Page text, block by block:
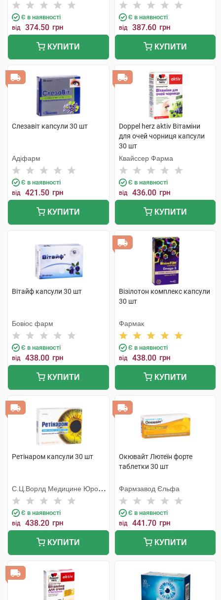
Є в наявності
від 374.50 грн
КУПИТИ
Є в наявності
від 387.60 грн
КУПИТИ
Слезавіт капсули 30 шт
Адіфарм
Є в наявності
від 421.50 грн
КУПИТИ
Doppel herz aktiv Вітаміни
для очей чорниця капсули
30 шт
Квайссер Фарма
Є в наявності
від 436.00 грн
КУПИТИ
Вітайф капсули 30 шт
Бовіос фарм
Є в наявності
від 438.00 грн
КУПИТИ
Візілотон комплекс капсули
30 шт
Фармак
Є в наявності
від 438.00 грн
КУПИТИ
Ретінаром капсули 30 шт
С.Ц.Ворлд Медицине Юропе
С.Р.Л.
Є в наявності
від 438.20 грн
КУПИТИ
Окювайт Лютеїн форте
таблетки 30 шт
Фармзавод Єльфа
Є в наявності
від 441.70 грн
КУПИТИ